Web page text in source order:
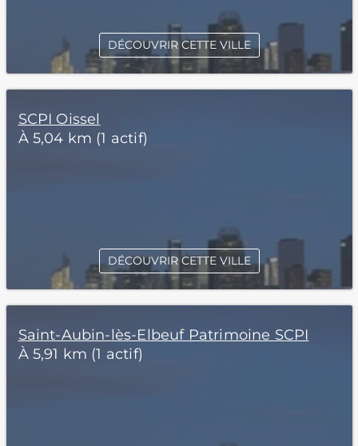
DÉCOUVRIR CETTE VILLE
SCPI Oissel
À 5,04 km (1 actif)
DÉCOUVRIR CETTE VILLE
Saint-Aubin-lès-Elbeuf Patrimoine SCPI
À 5,91 km (1 actif)